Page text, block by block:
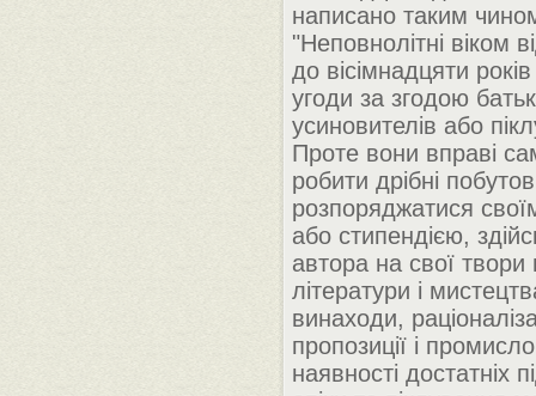
написано таким
"Неповнолітні віком
до вісімнадцяти
угоди за згодою
усиновителів або
Проте вони вправі
робити дрібні
розпоряджатися
або стипендією,
автора на свої твори
літератури і
винаходи,
пропозиції і
наявності достатніх